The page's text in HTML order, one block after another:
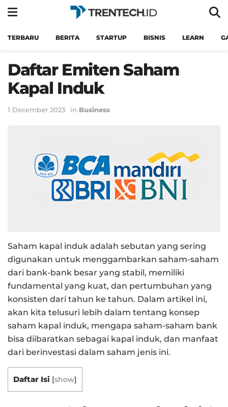
TERBARU BERITA STARTUP BISNIS LEARN
Daftar Emiten Saham
Kapal Induk
1 December 2023 in Business
Saham kapal induk adalah sebutan yang sering
digunakan untuk menggambarkan saham-saham
dari bank-bank besar yang stabil, memiliki
fundamental yang kuat, dan pertumbuhan yang
konsisten dari tahun ke tahun. Dalam artikel ini,
akan kita telusuri lebih dalam tentang konsep
saham kapal induk, mengapa saham-saham bank
bisa diibaratkan sebagai kapal induk, dan manfaat
dari berinvestasi dalam saham jenis ini.
Daftar Isi [show]